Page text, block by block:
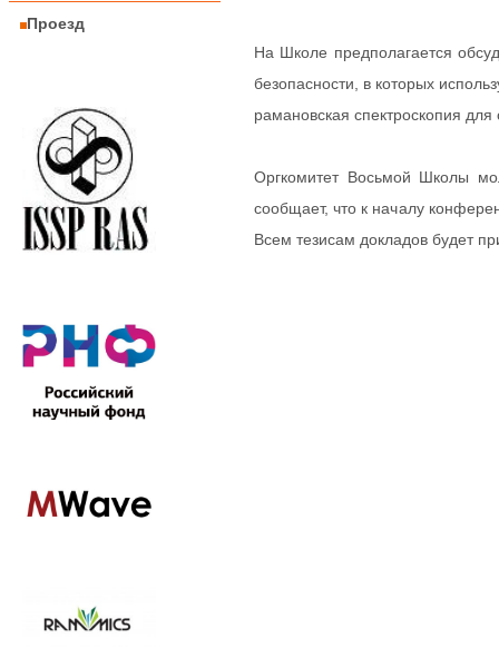
Проезд
На Школе предполагается
безопасности, в которых
рамановская спектроскопия
Оргкомитет Восьмой Школы
сообщает, что к началу
Всем тезисам докладов будет